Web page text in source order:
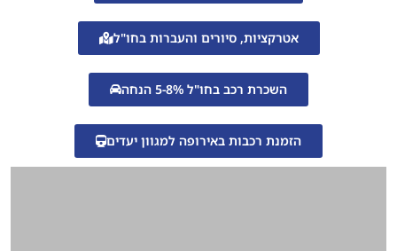
אטרקציות, סיורים והעברות בחו"ל
השכרת רכב בחו"ל 5-8% הנחה
הזמנת רכבות באירופה למגוון יעדים